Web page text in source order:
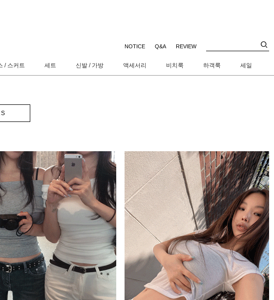
NOTICE Q&A REVIEW
/ 스커트 세트 신발 / 가방 액세서리 비치룩 하객룩 세일